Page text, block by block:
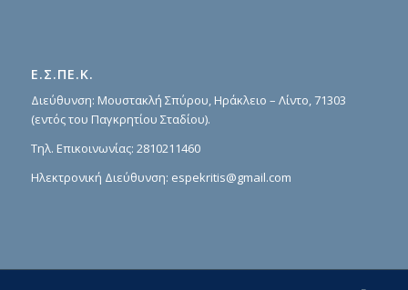
Ε.Σ.ΠΕ.Κ.
Διεύθυνση: Μουστακλή Σπύρου, Ηράκλειο – Λίντο, 71303
(εντός του Παγκρητίου Σταδίου).
Τηλ. Επικοινωνίας: 2810211460
Ηλεκτρονική Διεύθυνση: espekritis@gmail.com